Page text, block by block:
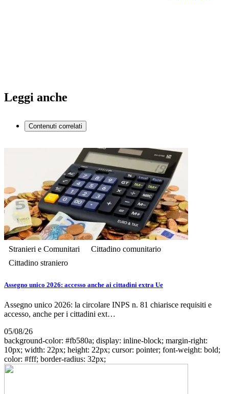
Leggi anche
Contenuti correlati
Stranieri e Comunitari
Cittadino comunitario
Cittadino straniero
Assegno unico 2026: accesso anche ai cittadini extra Ue
Assegno unico 2026: la circolare INPS n. 81 chiarisce requisiti e
accesso, anche per i cittadini ext…
05/08/26
background-color: #fb580a; display: inline-block; margin-right:
10px; width: 22px; height: 22px; cursor: pointer; font-weight: bold;
color: #fff; border-radius: 32px;